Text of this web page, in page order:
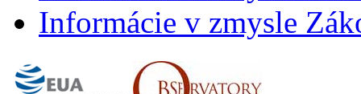
Informácie v zmysle